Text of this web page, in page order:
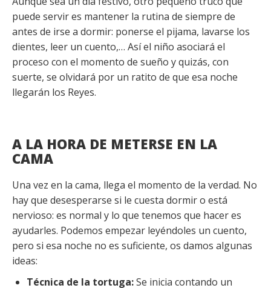
puede servir es mantener la rutina de siempre de
antes de irse a dormir: ponerse el pijama, lavarse los
dientes, leer un cuento,… Así el niño asociará el
proceso con el momento de sueño y quizás, con
suerte, se olvidará por un ratito de que esa noche
llegarán los Reyes.
A LA HORA DE METERSE EN LA
CAMA
Una vez en la cama, llega el momento de la verdad. No
hay que desesperarse si le cuesta dormir o está
nervioso: es normal y lo que tenemos que hacer es
ayudarles. Podemos empezar leyéndoles un cuento,
pero si esa noche no es suficiente, os damos algunas
ideas:
Técnica de la tortuga:Se inicia contando un